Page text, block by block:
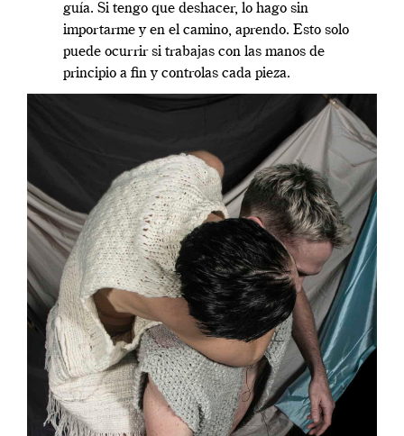
guía. Si tengo que deshacer, lo hago sin
importarme y en el camino, aprendo. Esto solo
puede ocurrir si trabajas con las manos de
principio a fin y controlas cada pieza.